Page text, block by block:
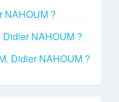
NAHOUM ?
NAHOUM ?
Didier NAHOUM ?